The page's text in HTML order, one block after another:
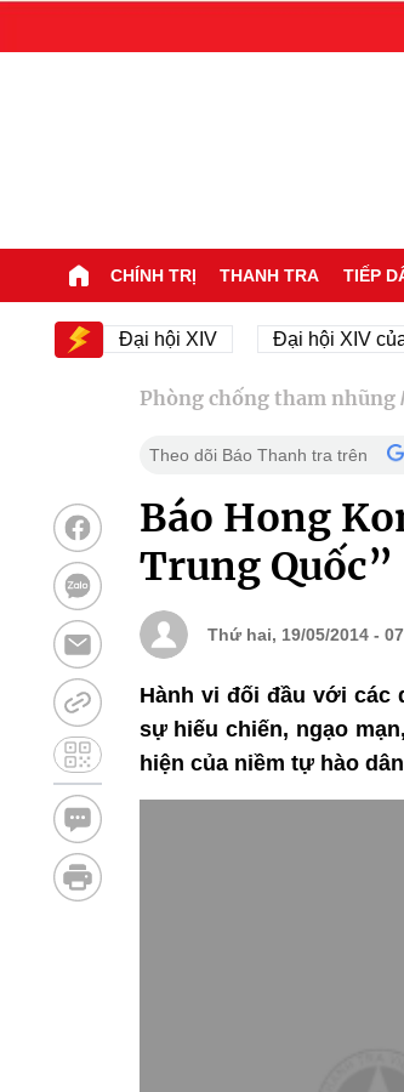
CHÍNH TRỊ THANH TRA TIẾP
Đại hội XIV Đại hội XIV của
Phòng chống tham nhũng /
Theo dõi Báo Thanh tra trên
Báo Hong
Trung Quốc”
Thứ hai, 19/05/2014 -
Hành vi đối đầu với các
sự hiếu chiến, ngạo
hiện của niềm tự hào